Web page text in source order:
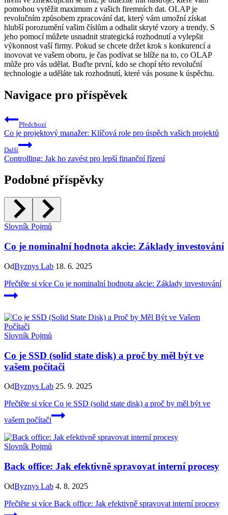
pomohou vytěžit maximum z vašich firemních dat. OLAP je
revolučním způsobem zpracování dat, který vám umožní získat
hlubší porozumění vašim číslům a odhalit skryté vzory a trendy. S
jeho pomocí můžete usnadnit strategická rozhodnutí a vylepšit
výkonnost vaší firmy. Pokud se chcete držet krok s konkurencí a
inovovat ve vašem oboru, je čas podívat se blíže na to, co OLAP
může pro vás udělat. Buďte první, kdo se chopí této revoluční
technologie a uděláte tak rozhodnutí, které vás posune k úspěchu.
Navigace pro příspěvek
Předchozí
Co je projektový manažer: Klíčová role pro úspěch vašich projektů
Další
Controlling: Jak ho zavést pro lepší finanční řízení
Podobné příspěvky
Slovník Pojmů
Co je nominalní hodnota akcie: Základy investování
OdByznys Lab 18. 6. 2025
Přečtěte si více Co je nominalní hodnota akcie: Základy investování
Slovník Pojmů
Co je SSD (solid state disk) a proč by měl být ve
vašem počítači
OdByznys Lab 25. 9. 2025
Přečtěte si více Co je SSD (solid state disk) a proč by měl být ve
vašem počítači
Slovník Pojmů
Back office: Jak efektivně spravovat interní procesy
OdByznys Lab 4. 8. 2025
Přečtěte si více Back office: Jak efektivně spravovat interní procesy